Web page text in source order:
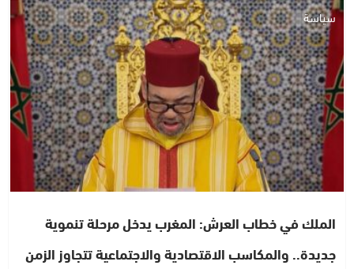
سياسة
الملك في خطاب العرش: المغرب يدخل مرحلة تنموية
جديدة.. والمكاسب الاقتصادية والاجتماعية تتجاوز الزمن